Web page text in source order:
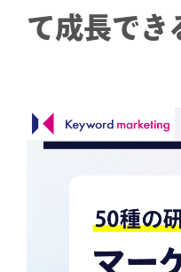
て成長でき